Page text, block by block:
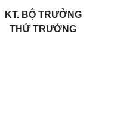
KT. BỘ TRƯỞNG
THỨ TRƯỞNG